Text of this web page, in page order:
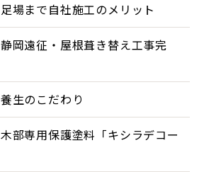
足場まで自社施工のメリット
静岡遠征・屋根葺き替え工事完
養生のこだわり
木部専用保護塗料「キシラデコー